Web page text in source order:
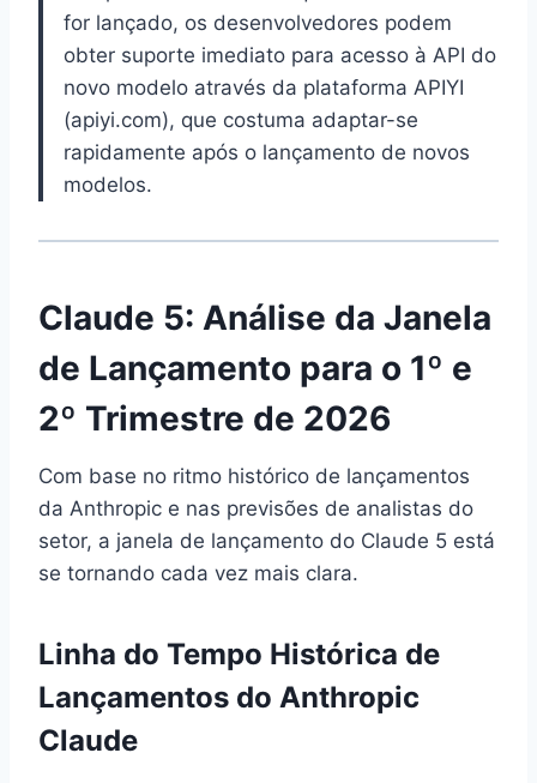
for lançado, os desenvolvedores podem
obter suporte imediato para acesso à API do
novo modelo através da plataforma APIYI
(apiyi.com), que costuma adaptar-se
rapidamente após o lançamento de novos
modelos.
Claude 5: Análise da Janela
de Lançamento para o 1º e
2º Trimestre de 2026
Com base no ritmo histórico de lançamentos
da Anthropic e nas previsões de analistas do
setor, a janela de lançamento do Claude 5 está
se tornando cada vez mais clara.
Linha do Tempo Histórica de
Lançamentos do Anthropic
Claude